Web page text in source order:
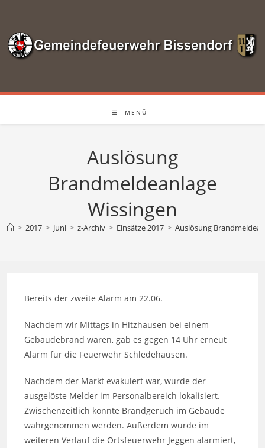
springen
MENÜ
Auslösung
Brandmeldeanlage
Wissingen
> 2017 > Juni > z-Archiv > Einsätze 2017 > Auslösung
Bereits der zweite Alarm am 22.06.
Nachdem wir Mittags in Hitzhausen bei einem
Gebäudebrand waren, gab es gegen 14 Uhr erneut
Alarm für die Feuerwehr Schledehausen.
Nachdem der Markt evakuiert war, wurde der
ausgelöste Melder im Personalbereich lokalisiert.
Zwischenzeitlich konnte Brandgeruch im Gebäude
wahrgenommen werden. Außerdem wurde im
weiteren Verlauf die Ortsfeuerwehr Jeggen alarmiert,